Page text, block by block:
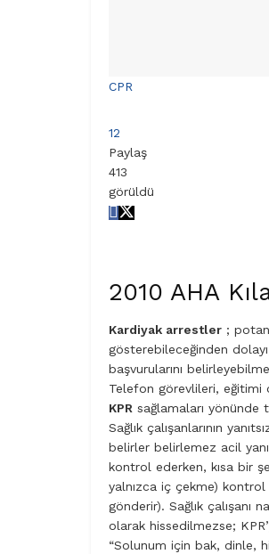
CPR
12
Paylaş
413
görüldü
2010 AHA
Kardiyak arrestler ;
gösterebileceğinden
başvurularını
Telefon görevlileri, eğitimi
KPR sağlamaları yönünde
Sağlık çalışanlarının
belirler belirlemez acil
kontrol ederken, kısa bir
yalnızca iç çekme)
gönderir). Sağlık çalışanı
olarak hissedilmezse;
“Solunum için bak, dinle,